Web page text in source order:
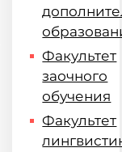
Факультет
заочного
обучения
Факультет